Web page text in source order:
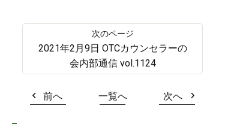
2021年2月9日 OTCカウンセラーの
会内部通信 vol.1124
前へ 一覧へ 次へ